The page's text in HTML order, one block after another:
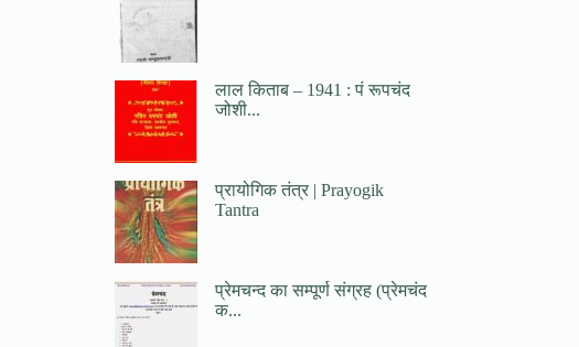
लाल किताब – 1941 : पं रूपचंद
जोशी...
प्रायोगिक तंत्र | Prayogik
Tantra
प्रेमचन्द का सम्पूर्ण संग्रह (प्रेमचंद
क...